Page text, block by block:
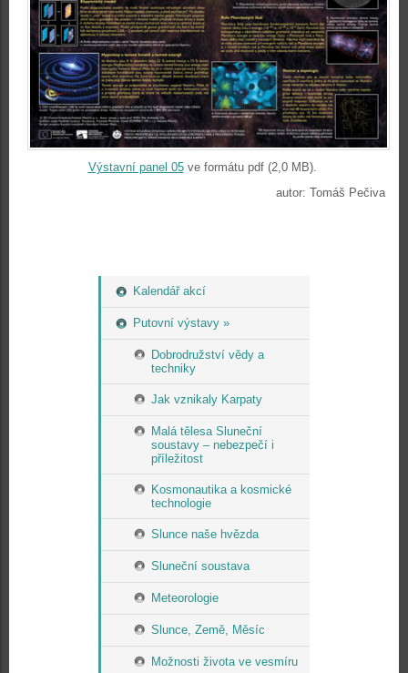
Kalendář akcí
Putovní výstavy »
Dobrodružství vědy a
techniky
Jak vznikaly Karpaty
Malá tělesa Sluneční
soustavy – nebezpečí i
příležitost
Kosmonautika a kosmické
technologie
Slunce naše hvězda
Sluneční soustava
Meteorologie
Slunce, Země, Měsíc
Možnosti života ve vesmíru
Výstavní panel 05ve formátu pdf (2,0 MB).
autor: Tomáš Pečiva